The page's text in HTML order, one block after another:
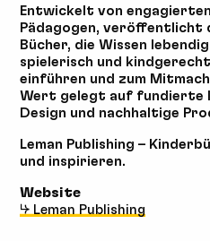
Entwickelt von
Pädagogen, veröffentlicht
Bücher, die Wissen
spielerisch und
einführen und zum
Wert gelegt auf fundierte
Design und nachhaltige
Leman Publishing –
und inspirieren.
Website
↳ Leman Publishing